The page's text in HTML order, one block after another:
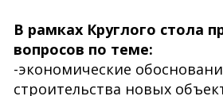
В рамках Круглого стола
вопросов по теме:
-экономические
строительства новых